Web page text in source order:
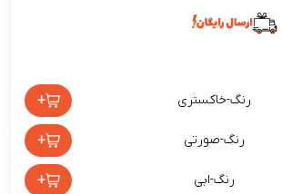
رنگ-خاکستری +
رنگ-صورتی +
رنگ-ابی +